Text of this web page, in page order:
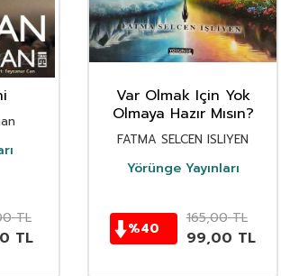
TL
TL
Var Olmak Için Yok
Olmaya Hazır Mısın?
FATMA SELCEN ISLIYEN
Yörünge Yayınları
%40
165,00TL
99,00 TL